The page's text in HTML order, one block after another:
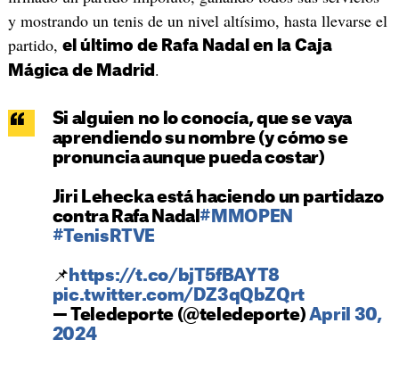
y mostrando un tenis de un nivel altísimo, hasta llevarse el
partido, el último de Rafa Nadal en la Caja
Mágica de Madrid .
Si alguien no lo conocía, que se vaya
aprendiendo su nombre (y cómo se
pronuncia aunque pueda costar)
Jiri Lehecka está haciendo un partidazo
contra Rafa Nadal #MMOPEN
#TenisRTVE
📌 https://t.co/bjT5fBAYT8
pic.twitter.com/DZ3qQbZQrt
— Teledeporte (@teledeporte) April 30,
2024